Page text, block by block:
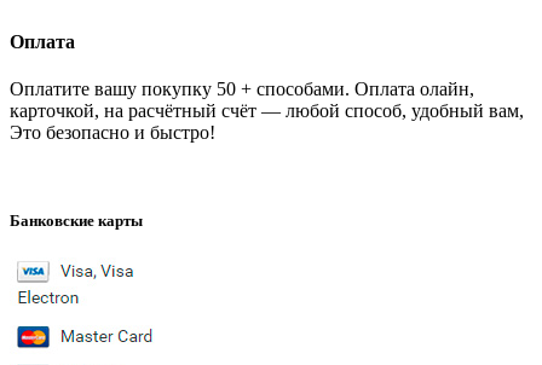
Оплата
Оплатите вашу покупку 50 + способами. Оплата олайн,
карточкой, на расчётный счёт — любой способ, удобный вам,
Это безопасно и быстро!
Банковские карты